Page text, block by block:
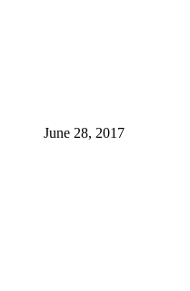
June 28, 2017